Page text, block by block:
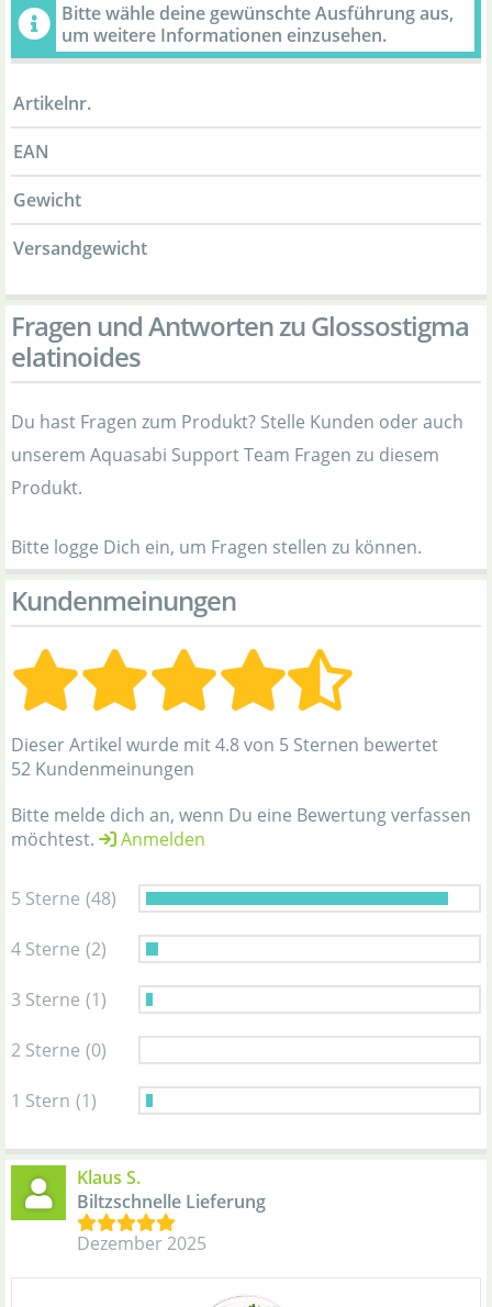
Bitte wähle deine gewünschte Ausführung aus,
um weitere Informationen einzusehen.
Artikelnr.
EAN
Gewicht
Versandgewicht
Fragen und Antworten zu Glossostigma
elatinoides
Du hast Fragen zum Produkt? Stelle Kunden oder auch
unserem Aquasabi Support Team Fragen zu diesem
Produkt.
Bitte logge Dich ein, um Fragen stellen zu können.
Kundenmeinungen
Dieser Artikel wurde mit 4.8 von 5 Sternen bewertet
52 Kundenmeinungen
Bitte melde dich an, wenn Du eine Bewertung verfassen
möchtest.
Anmelden
5 Sterne (48)
4 Sterne (2)
3 Sterne (1)
2 Sterne (0)
1 Stern (1)
Klaus S.
Biltzschnelle Lieferung
Dezember 2025